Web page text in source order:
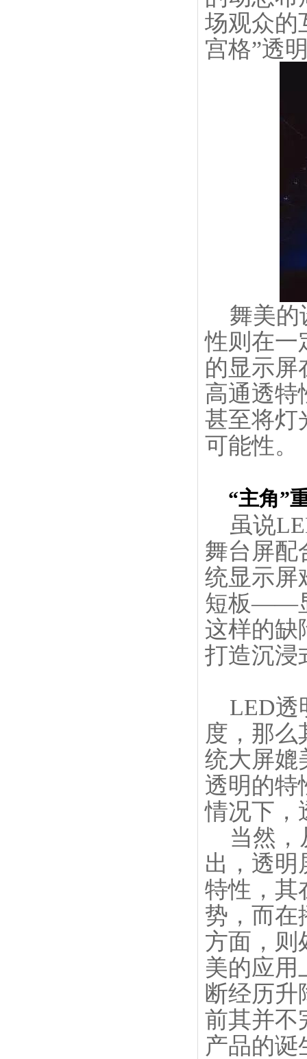
场观众的
宫格”透
舞美的
性则在一
的显示屏
高通透特
甚至将灯
可能性。
“主角”
虽说
舞台屏配
统显示屏
短板——
这样的缺
打造沉浸
LED透
度，那
统大屏媲
透明的特
情况下，
当然，
出，透明
特性，其
势，而在
方面，则
美的应用
断经历
前其并不
产品的诞